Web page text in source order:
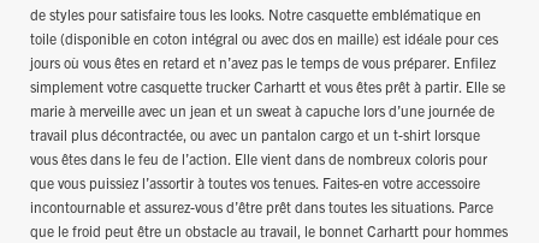
de styles pour satisfaire tous les looks. Notre casquette emblématique en
toile (disponible en coton intégral ou avec dos en maille) est idéale pour ces
jours où vous êtes en retard et n’avez pas le temps de vous préparer. Enfilez
simplement votre casquette trucker Carhartt et vous êtes prêt à partir. Elle se
marie à merveille avec un jean et un sweat à capuche lors d’une journée de
travail plus décontractée, ou avec un pantalon cargo et un t-shirt lorsque
vous êtes dans le feu de l’action. Elle vient dans de nombreux coloris pour
que vous puissiez l’assortir à toutes vos tenues. Faites-en votre accessoire
incontournable et assurez-vous d’être prêt dans toutes les situations. Parce
que le froid peut être un obstacle au travail, le bonnet Carhartt pour hommes